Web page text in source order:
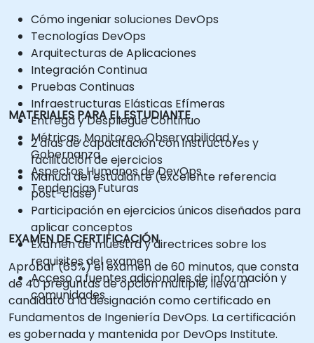
Cómo ingeniar soluciones DevOps
Tecnologías DevOps
Arquitecturas de Aplicaciones
Integración Continua
Pruebas Continuas
Infraestructuras Elásticas Efímeras
Entrega y Despliegue Continuo
Métricas, Monitoreo, Observabilidad y
Gobernanza
Aspectos Humanos de DevOps
Tendencias Futuras
MATERIALES PARA EL ESTUDIANTE
2 días de capacitación con instructores y
facilitación de ejercicios
Manual del estudiante (excelente referencia
post-clase)
Participación en ejercicios únicos diseñados para
aplicar conceptos
Examen de muestra y directrices sobre los
requisitos del examen
Acceso a fuentes adicionales de información y
comunidades
EXAMEN DE CERTIFICACIÓN
Aprobar (65%) el examen de 60 minutos, que consta
de 40 preguntas de opción múltiple, lleva al
candidato a la designación como certificado en
Fundamentos de Ingeniería DevOps. La certificación
es gobernada y mantenida por DevOps Institute.